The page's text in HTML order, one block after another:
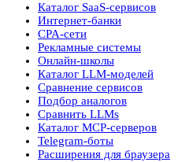
Каталог SaaS-сервисов
Интернет-банки
CPA-сети
Рекламные системы
Онлайн-школы
Каталог LLM-моделей
Сравнение сервисов
Подбор аналогов
Сравнить LLMs
Каталог MCP-серверов
Telegram-боты
Расширения для браузера